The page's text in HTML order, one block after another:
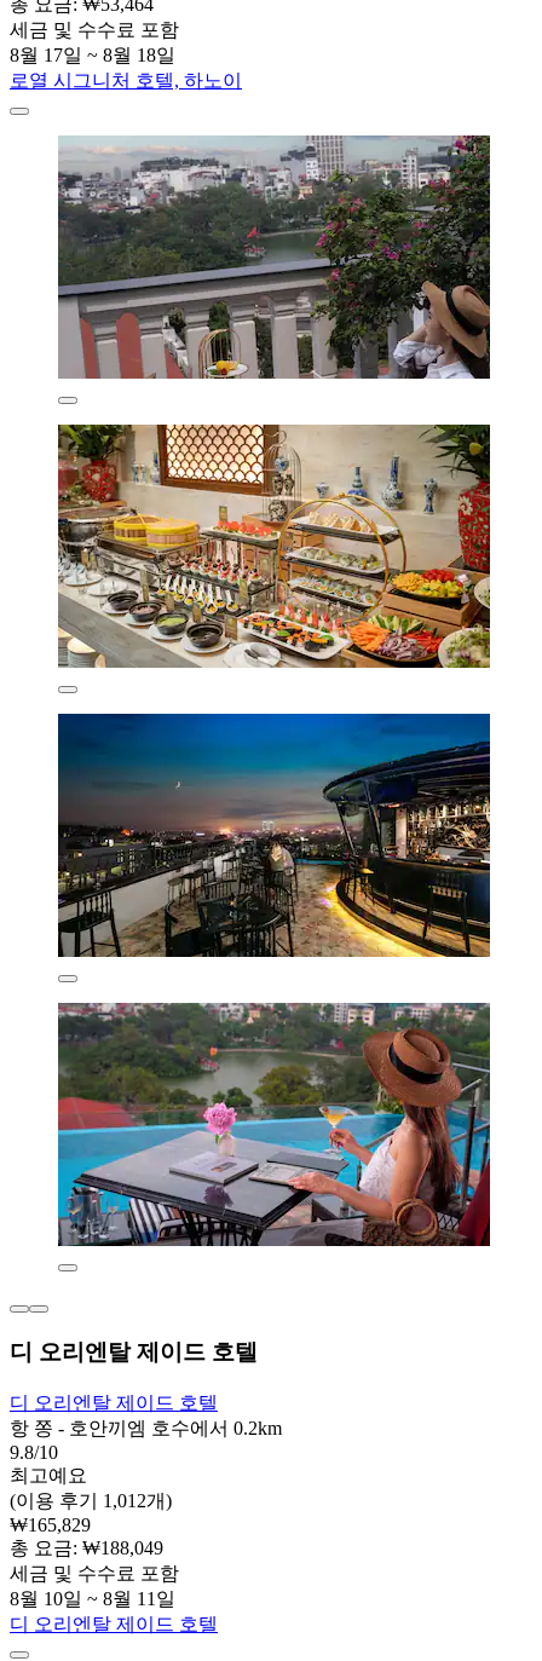
총 요금: ₩53,464
세금 및 수수료 포함
8월 17일 ~ 8월 18일
로열 시그니처 호텔, 하노이
디 오리엔탈 제이드 호텔
디 오리엔탈 제이드 호텔
항 쫑 - 호안끼엠 호수에서 0.2km
9.8/10
최고예요
(이용 후기 1,012개)
₩165,829
총 요금: ₩188,049
세금 및 수수료 포함
8월 10일 ~ 8월 11일
디 오리엔탈 제이드 호텔